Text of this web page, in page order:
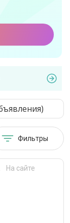
Фильтры
На сайте